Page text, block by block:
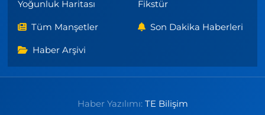
Yoğunluk Haritası
Fikstür
Tüm Manşetler Son Dakika Haberleri
Haber Arşivi
Haber Yazılımı: TE Bilişim